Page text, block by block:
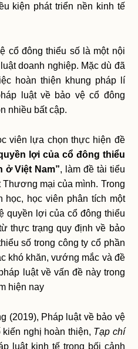
kiện phát triển nền kinh tế
cổ đông thiểu số là một nội
doanh nghiệp. Mặc dù đã
hoàn thiện khung pháp lí
luật về bảo vệ cổ đông
nhiều bất cập.
viên lựa chọn thực hiện đề
lợi của cổ đông thiểu
ở Việt Nam”, làm đề tài tiểu
Thương mại của mình. Trong
học, học viên phân tích một
quyền lợi của cổ đông thiểu
thực trạng quy định về bảo
số trong công ty cổ phần
khó khăn, vướng mắc và đề
luật về vấn đề này trong
hiện nay
(2019), Pháp luật về bảo vệ
nghị hoàn thiện, Tạp chí
luật kinh tế trong bối cảnh